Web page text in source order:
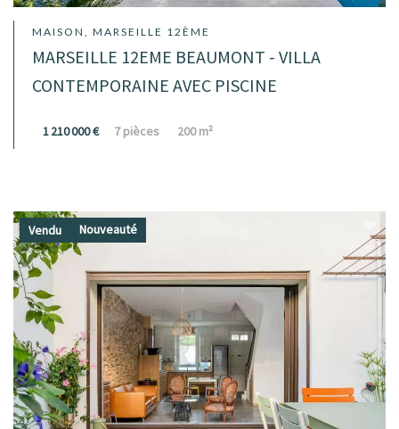
MAISON, MARSEILLE 12ÈME
MARSEILLE 12EME BEAUMONT - VILLA
CONTEMPORAINE AVEC PISCINE
1 210 000 € 7 pièces 200 m²
Vendu Nouveauté